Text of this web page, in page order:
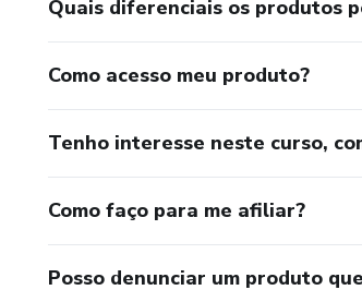
Quais diferenciais os produtos
Como acesso meu produto?
Tenho interesse neste curso,
Como faço para me afiliar?
Posso denunciar um produto